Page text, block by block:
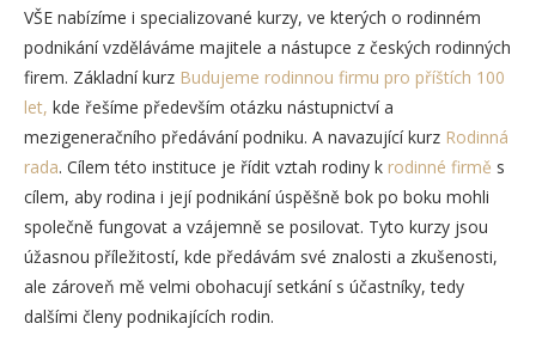
VŠE nabízíme i specializované kurzy, ve kterých o rodinném
podnikání vzděláváme majitele a nástupce z českých rodinných
firem. Základní kurz Budujeme rodinnou firmu pro příštích 100
let, kde řešíme především otázku nástupnictví a
mezigeneračního předávání podniku. A navazující kurz Rodinná
rada. Cílem této instituce je řídit vztah rodiny k rodinné firmě s
cílem, aby rodina i její podnikání úspěšně bok po boku mohli
společně fungovat a vzájemně se posilovat. Tyto kurzy jsou
úžasnou příležitostí, kde předávám své znalosti a zkušenosti,
ale zároveň mě velmi obohacují setkání s účastníky, tedy
dalšími členy podnikajících rodin.